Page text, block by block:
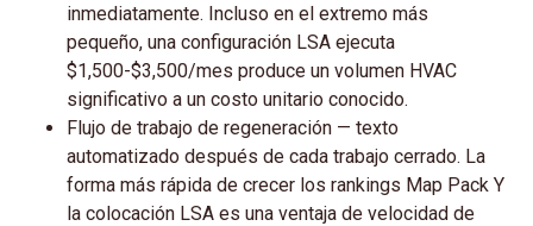
inmediatamente. Incluso en el extremo más
pequeño, una configuración LSA ejecuta
$1,500-$3,500/mes produce un volumen HVAC
significativo a un costo unitario conocido.
Flujo de trabajo de regeneración — texto
automatizado después de cada trabajo cerrado. La
forma más rápida de crecer los rankings Map Pack Y
la colocación LSA es una ventaja de velocidad de